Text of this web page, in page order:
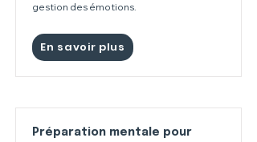
gestion des émotions.
En savoir plus
Préparation mentale pour